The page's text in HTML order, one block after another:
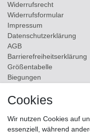
Widerrufs­recht
Widerrufs­formular
Impressum
Daten­schutz­erklärung
AGB
Barrierefreiheitserklärung
Größentabelle
Biegungen
Kontakt
Cookies
Wir nutzen Cookies auf
essenziell, während